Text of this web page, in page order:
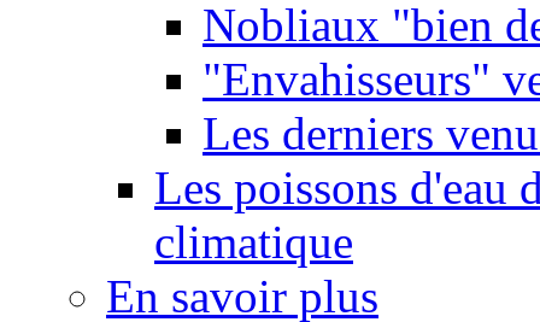
Nobliaux "bien
"Envahisseurs"
Les derniers
Les poissons d'eau
climatique
En savoir plus